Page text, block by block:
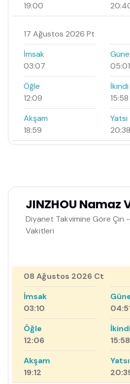
19:00
17 Ağustos 2026 Pt
İmsak
03:07
05:01
Öğle
12:09
İkindi
15:58
Akşam
18:59
Yatsı
20:38
JINZHOU Namaz
Diyanet Takvimine Göre Çin -
Vakitleri
08 Ağustos 2026 Ct
İmsak
03:10
Öğle
12:06
15:58
Akşam
19:12
Yatsı